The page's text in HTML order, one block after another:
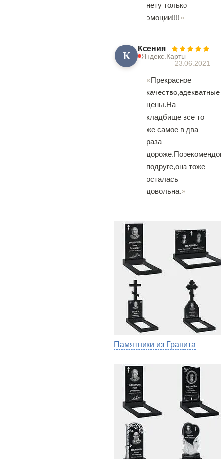
нету только
эмоции!!!!
К Ксения
Яндекс.Карты
23.06.2021
Прекрасное
качество,адекватные
цены.На
кладбище все то
же самое в два
раза
подруге,она тоже
осталась
довольна.
Памятники из Гранита